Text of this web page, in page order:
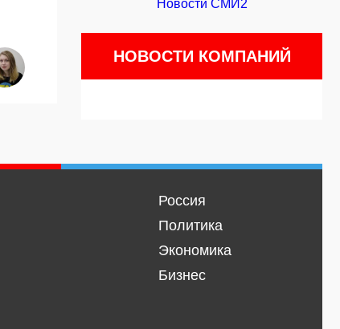
Новости СМИ2
НОВОСТИ КОМПАНИЙ
Россия
Политика
Экономика
Бизнес